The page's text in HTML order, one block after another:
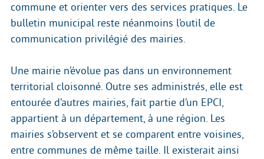
commune et orienter vers des services pratiques. Le
bulletin municipal reste néanmoins l’outil de
communication privilégié des mairies.
Une mairie n’évolue pas dans un environnement
territorial cloisonné. Outre ses administrés, elle est
entourée d’autres mairies, fait partie d’un EPCI,
appartient à un département, à une région. Les
mairies s’observent et se comparent entre voisines,
entre communes de même taille. Il existerait ainsi